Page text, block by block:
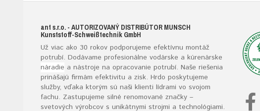
ant s.r.o. - AUTORIZOVANÝ DISTRIBÚTOR MUNSCH
Kunststoff-Schweißtechnik GmbH
Už viac ako 30 rokov podporujeme efektívnu montáž
potrubí. Dodávame profesionálne vodárske a kúrenárske
náradie a nástroje na opracovanie potrubí. Naše riešenia
prinášajú firmám efektivitu a zisk. Hrdo poskytujeme
služby, vďaka ktorým sú naši klienti lídrami vo svojom
fachu. Zastupujeme silné renomované značky –
svetových výrobcov s unikátnymi strojmi a technológiami.